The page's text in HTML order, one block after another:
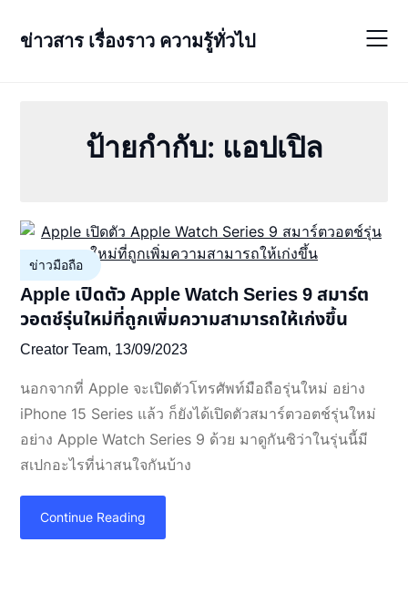
ข่าวสาร เรื่องราว ความรู้ทั่วไป
ป้ายกำกับ: แอปเปิล
ข่าวมือถือ
Apple เปิดตัว Apple Watch Series 9 สมาร์ต
วอตช์รุ่นใหม่ที่ถูกเพิ่มความสามารถให้เก่งขึ้น
Creator Team, 13/09/2023
นอกจากที่ Apple จะเปิดตัวโทรศัพท์มือถือรุ่นใหม่ อย่าง
iPhone 15 Series แล้ว ก็ยังได้เปิดตัวสมาร์ตวอตช์รุ่นใหม่
อย่าง Apple Watch Series 9 ด้วย มาดูกันซิว่าในรุ่นนี้มี
สเปกอะไรที่น่าสนใจกันบ้าง
Continue Reading